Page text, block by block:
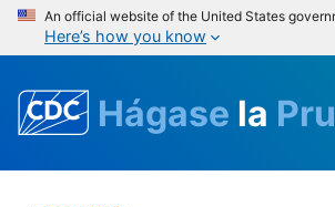
An official website of the United States
Here’s how you know
Hágase la